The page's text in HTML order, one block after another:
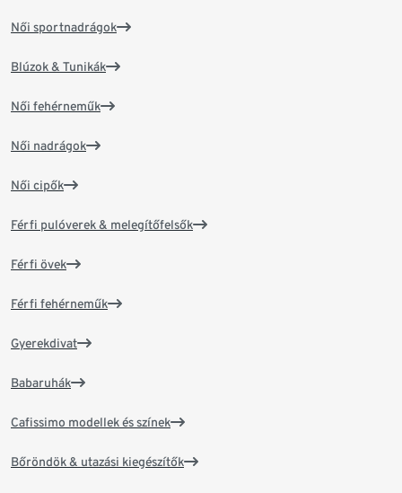
Női sportnadrágok
Blúzok & Tunikák
Női fehérneműk
Női nadrágok
Női cipők
Férfi pulóverek & melegítőfelsők
Férfi övek
Férfi fehérneműk
Gyerekdivat
Babaruhák
Cafissimo modellek és színek
Bőröndök & utazási kiegészítők